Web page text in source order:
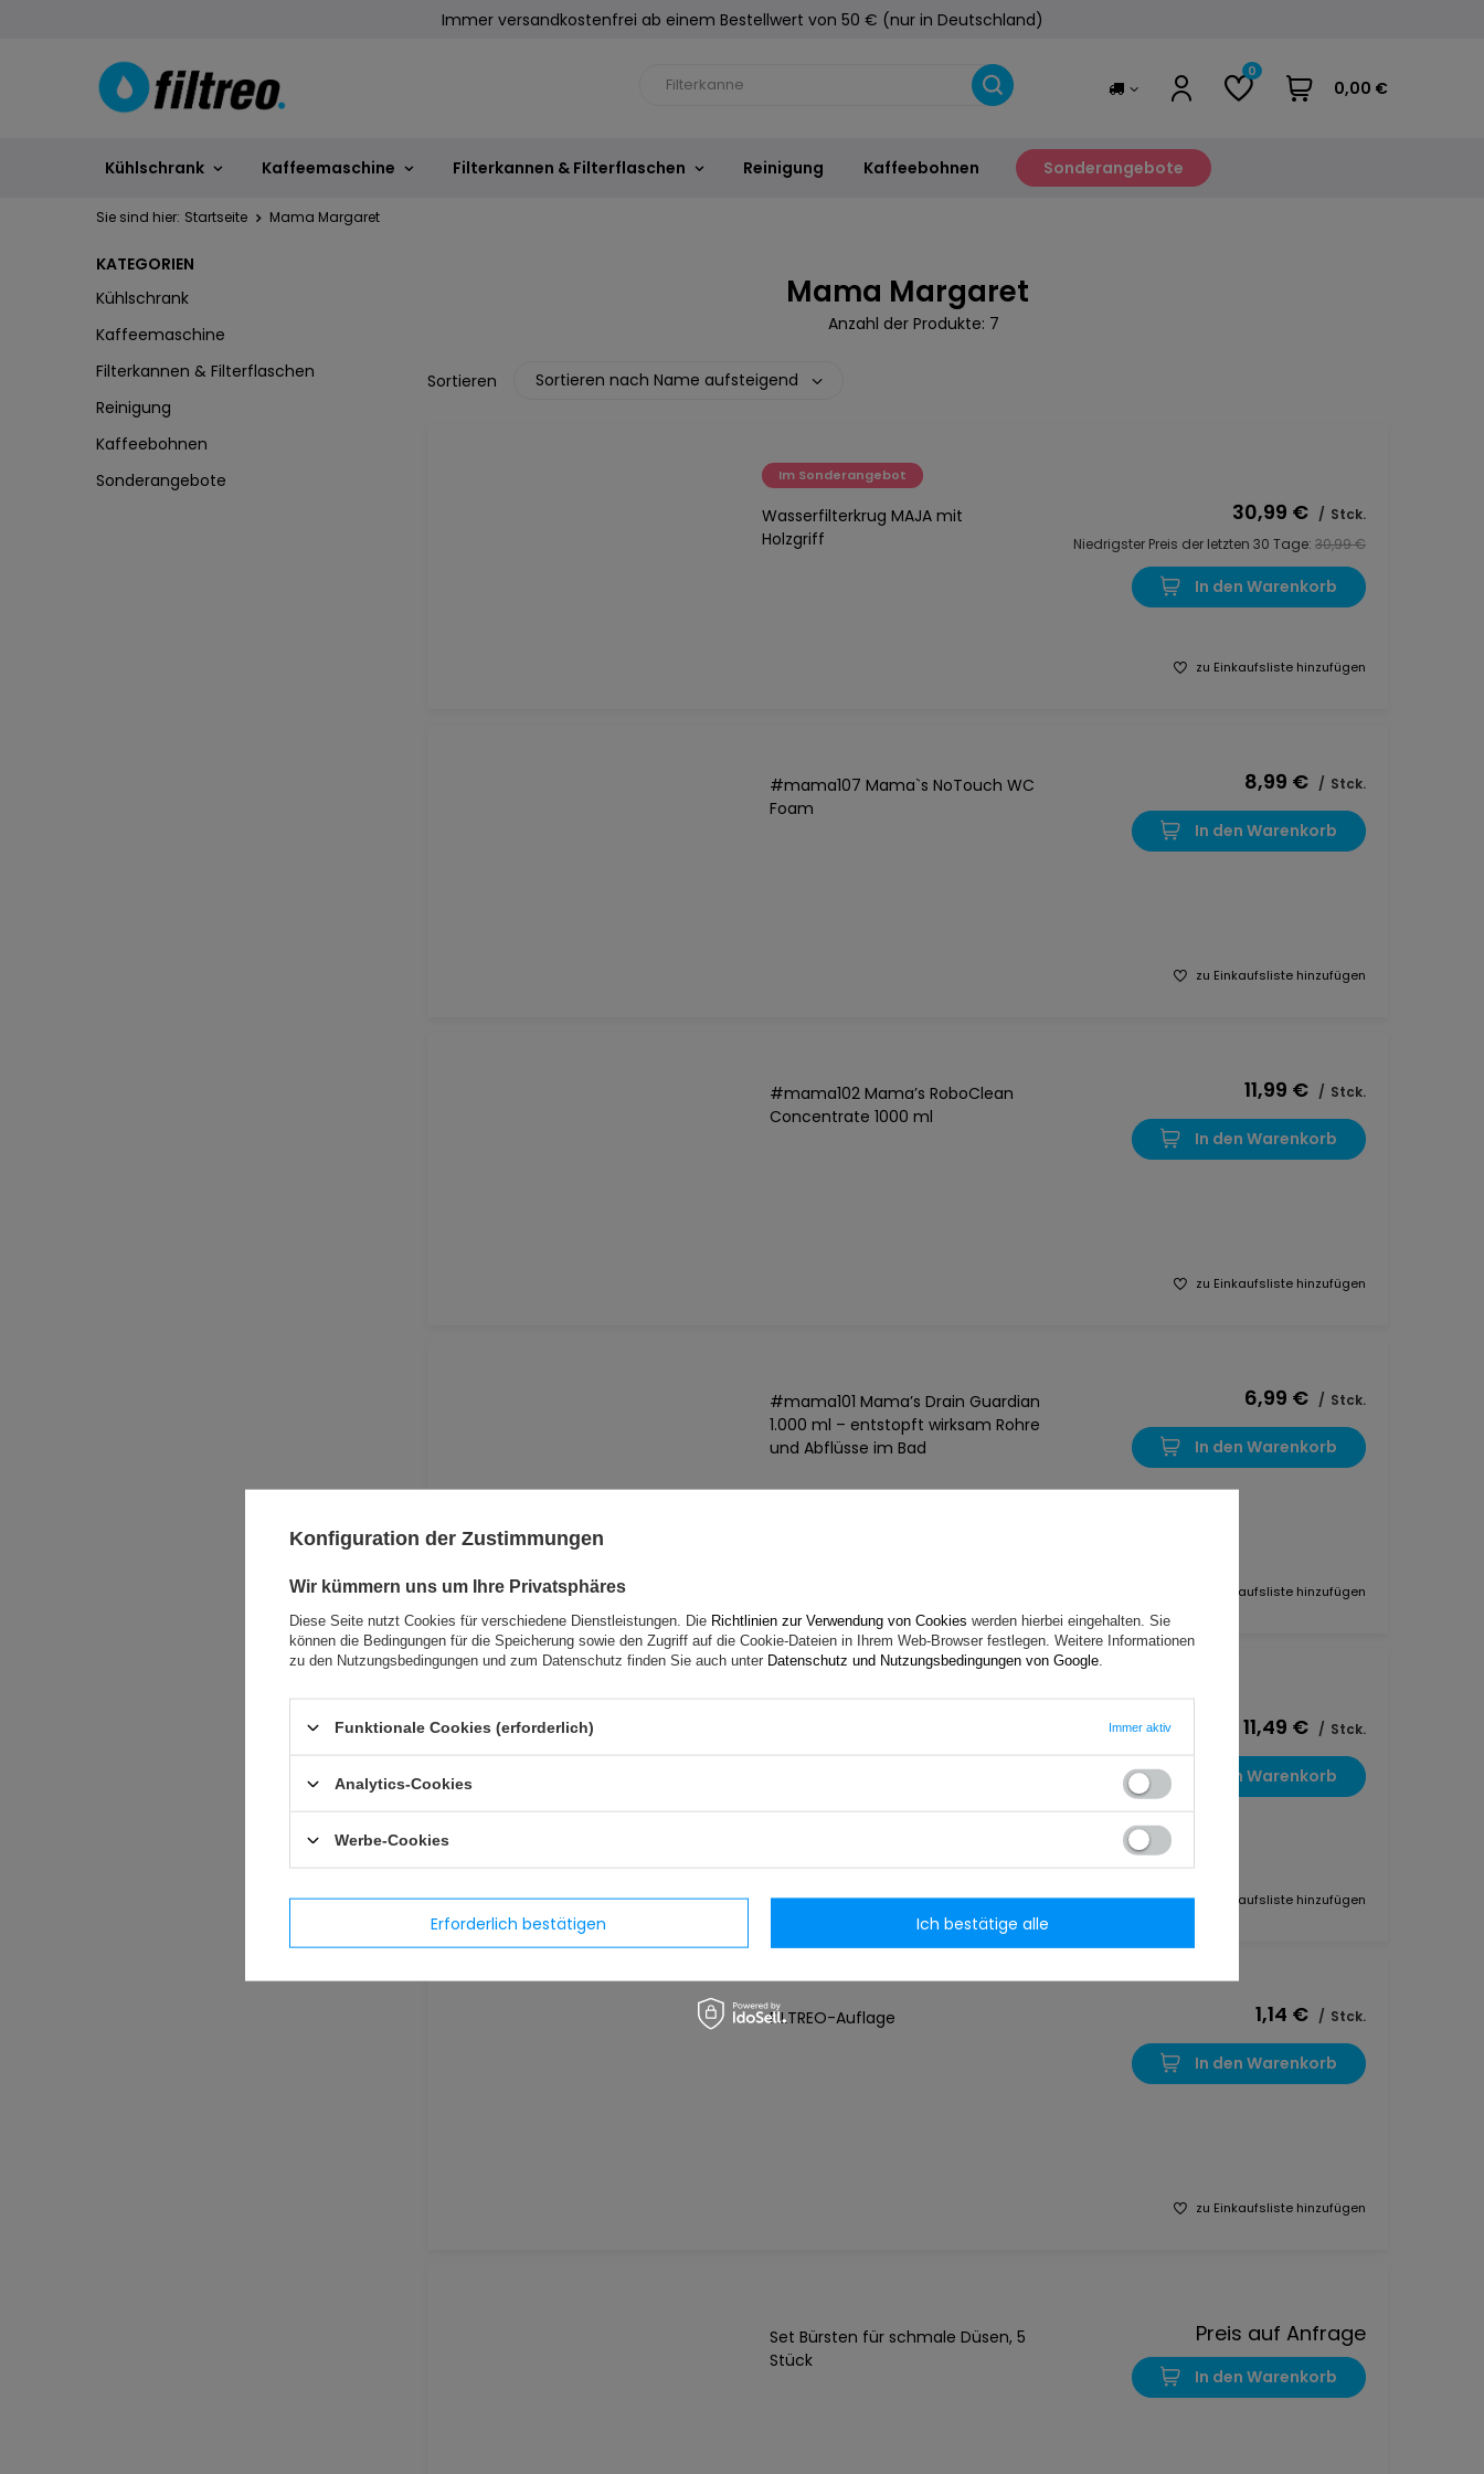
Immer versandkostenfrei ab einem Bestellwert von 50 € (nur in Deutschland)
0
0,00 €
Kühlschrank Kaffeemaschine Filterkannen & Filterflaschen Reinigung Kaffeebohnen Sonderangebote
Sie sind hier: Startseite Mama Margaret
KATEGORIEN
Kühlschrank
Kaffeemaschine
Filterkannen & Filterflaschen
Reinigung
Kaffeebohnen
Sonderangebote
Mama Margaret
Anzahl der Produkte: 7
Sortieren Sortieren nach Name aufsteigend
Im Sonderangebot
Wasserfilterkrug MAJA mit
Holzgriff
30,99 € / Stck.
Niedrigster Preis der letzten 30 Tage: 30,99 €
zu Einkaufsliste hinzufügen
In den Warenkorb
#mama107 Mama`s NoTouch WC
Foam
8,99 € / Stck.
zu Einkaufsliste hinzufügen
In den Warenkorb
#mama102 Mama’s RoboClean
Concentrate 1000 ml
11,99 € / Stck.
zu Einkaufsliste hinzufügen
In den Warenkorb
#mama101 Mama’s Drain Guardian
1.000 ml – entstopft wirksam Rohre
und Abflüsse im Bad
6,99 € / Stck.
zu Einkaufsliste hinzufügen
In den Warenkorb
11,49 € / Stck.
zu Einkaufsliste hinzufügen
In den Warenkorb
FILTREO-Auflage 1,14 € / Stck.
zu Einkaufsliste hinzufügen
In den Warenkorb
Set Bürsten für schmale Düsen, 5
Stück
Preis auf Anfrage
In den Warenkorb
Konfiguration der Zustimmungen
Wir kümmern uns um Ihre Privatsphäres
Diese Seite nutzt Cookies für verschiedene Dienstleistungen. Die Richtlinien zur Verwendung von Cookies werden hierbei eingehalten. Sie
können die Bedingungen für die Speicherung sowie den Zugriff auf die Cookie-Dateien in Ihrem Web-Browser festlegen. Weitere Informationen
zu den Nutzungsbedingungen und zum Datenschutz finden Sie auch unter Datenschutz und Nutzungsbedingungen von Google
Funktionale Cookies (erforderlich) Immer aktiv
Analytics-Cookies
Werbe-Cookies
Erforderlich bestätigen Ich bestätige alle